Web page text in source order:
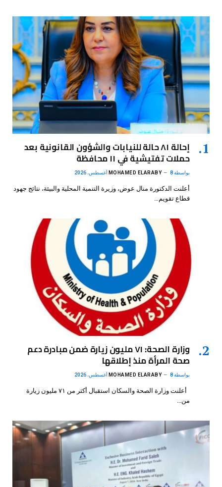
إحالة ٨١ حالة للنيابات والشؤون القانونية بعد
حملات تفتيشية في ١١ محافظة
بواسطة MOHAMED ELARABY 8 أغسطس، 2026
أعلنت الدكتورة منال عوض، وزيرة التنمية المحلية والبيئة، نتائج جهود
قطاع تقويم…
وزارة الصحة: ٧١ مليون زيارة ضمن مبادرة دعم
صحة المرأة منذ إطلاقها
بواسطة MOHAMED ELARABY 8 أغسطس، 2026
أعلنت وزارة الصحة والسكان استقبال أكثر من ٧١ مليون زيارة
من…